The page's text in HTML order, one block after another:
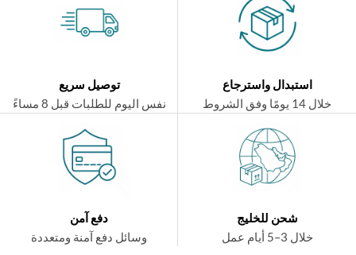
استبدال واسترجاع
توصيل سريع
نفس اليوم للطلبات قبل 8 مساءً
شحن للخليج
دفع آمن
وسائل دفع آمنة ومتعددة